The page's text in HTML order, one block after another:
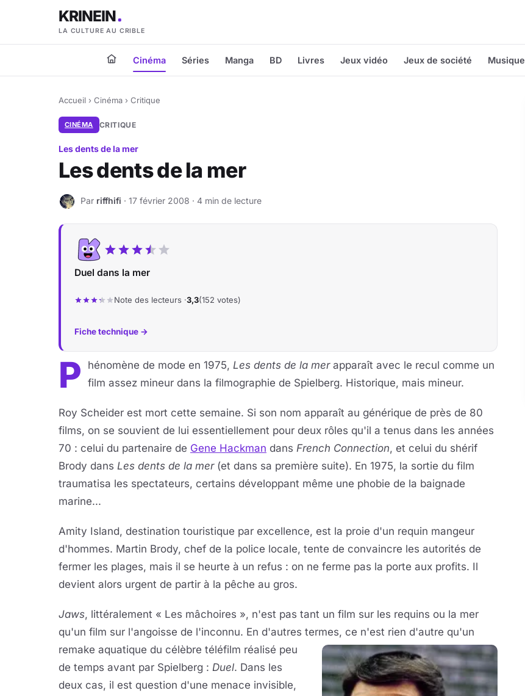
KRINEIN
LA CULTURE AU CRIBLE
Cinéma Séries Manga BD Livres Jeux vidéo Jeux de société Musique
Accueil › Cinéma › Critique
CINÉMA CRITIQUE
Les dents de la mer
Les dents de la mer
R Par riffhifi · 17 février 2008 · 4 min de lecture
Duel dans la mer
Note des lecteurs ·3,3(152 votes)
Fiche technique →
P hénomène de mode en 1975, Les dents de la merapparaît avec le recul comme un
film assez mineur dans la filmographie de Spielberg. Historique, mais mineur.
Roy Scheider est mort cette semaine. Si son nom apparaît au générique de près de 80
films, on se souvient de lui essentiellement pour deux rôles qu'il a tenus dans les années
70 : celui du partenaire de Gene Hackman dans French Connection, et celui du shérif
Brody dans Les dents de la mer(et dans sa première suite). En 1975, la sortie du film
traumatisa les spectateurs, certains développant même une phobie de la baignade
marine...
Amity Island, destination touristique par excellence, est la proie d'un requin mangeur
d'hommes. Martin Brody, chef de la police locale, tente de convaincre les autorités de
fermer les plages, mais il se heurte à un refus : on ne ferme pas la porte aux profits. Il
devient alors urgent de partir à la pêche au gros.
Jaws, littéralement « Les mâchoires », n'est pas tant un film sur les requins ou la mer
qu'un film sur l'angoisse de l'inconnu. En d'autres termes, ce n'est rien d'autre qu'un
remake aquatique du célèbre téléfilm réalisé peu
de temps avant par Spielberg : Duel. Dans les
deux cas, il est question d'une menace invisible,